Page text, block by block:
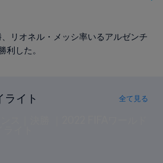
リオネル・メッシ率いるアルゼンチ
利した。
ライト 全て見る